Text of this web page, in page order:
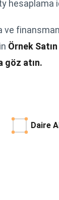
hesaplama
ve
Örnek
göz atın.
Daire